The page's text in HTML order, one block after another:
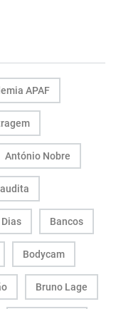
APAF
António Nobre
Bancos
Bodycam
Bruno Lage